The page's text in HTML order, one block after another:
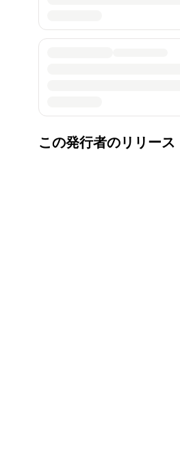
この発行者のリリース